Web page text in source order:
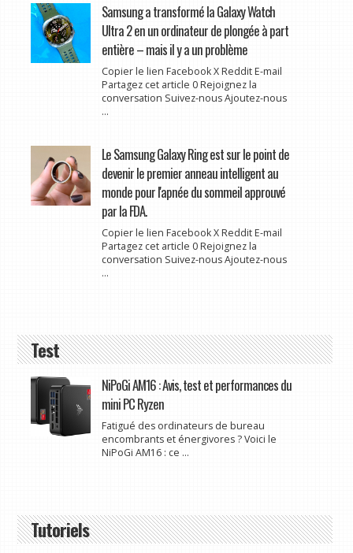
Samsung a transformé la Galaxy Watch
Ultra 2 en un ordinateur de plongée à part
entière – mais il y a un problème
Copier le lien Facebook X Reddit E-mail
Partagez cet article 0 Rejoignez la
conversation Suivez-nous Ajoutez-nous
...
Le Samsung Galaxy Ring est sur le point de
devenir le premier anneau intelligent au
monde pour l'apnée du sommeil approuvé
par la FDA.
Copier le lien Facebook X Reddit E-mail
Partagez cet article 0 Rejoignez la
conversation Suivez-nous Ajoutez-nous
...
Test
NiPoGi AM16 : Avis, test et performances du
mini PC Ryzen
Fatigué des ordinateurs de bureau
encombrants et énergivores ? Voici le
NiPoGi AM16 : ce ...
Tutoriels